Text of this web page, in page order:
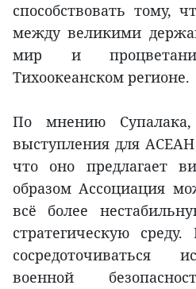
способствовать тому,
между великими
мир и
Тихоокеанском регионе.
По мнению Супалака,
выступления для
что оно предлагает
образом Ассоциация
всё более
стратегическую
сосредоточиваться
военной